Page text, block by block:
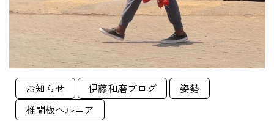
お知らせ 伊藤和磨ブログ
姿勢
椎間板ヘルニア